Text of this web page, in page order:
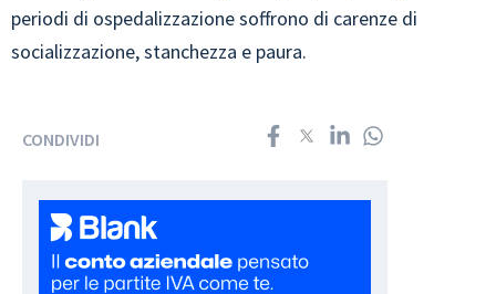
periodi di ospedalizzazione soffrono di carenze di
socializzazione, stanchezza e paura.
CONDIVIDI